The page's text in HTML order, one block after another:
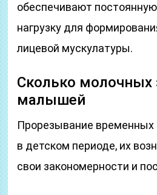
обеспечивают
нагрузку для
лицевой мускулатуры.
Сколько молочных
малышей
Прорезывание временных
в детском периоде, их
свои закономерности и